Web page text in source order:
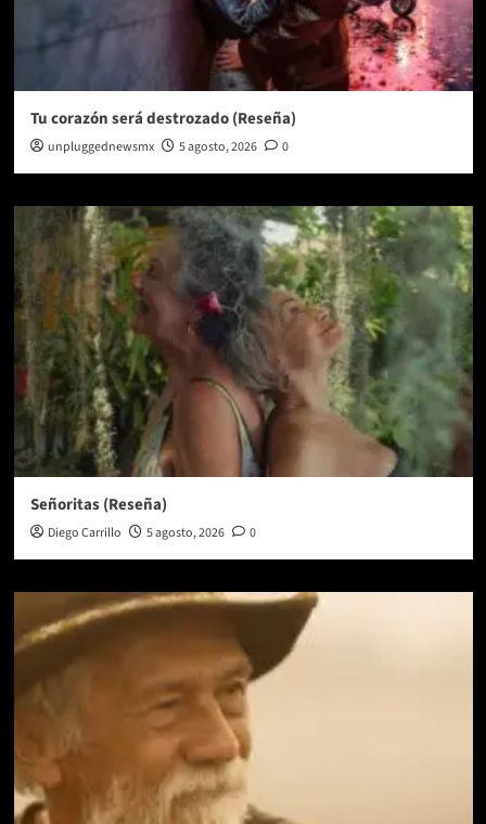
Tu corazón será destrozado (Reseña)
unpluggednewsmx 5 agosto, 2026 0
Señoritas (Reseña)
Diego Carrillo 5 agosto, 2026 0